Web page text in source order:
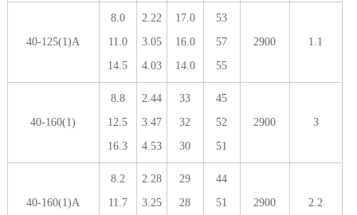
40-125(1)A
8.0
11.0
14.5
2.22
3.05
4.03
17.0
16.0
14.0
53
57
55
2900 1.1
40-160(1)
8.8
12.5
16.3
2.44
3.47
4.53
33
32
30
45
52
51
2900 3
40-160(1)A
8.2
11.7
2.28
3.25
29
28
44
51
2900 2.2